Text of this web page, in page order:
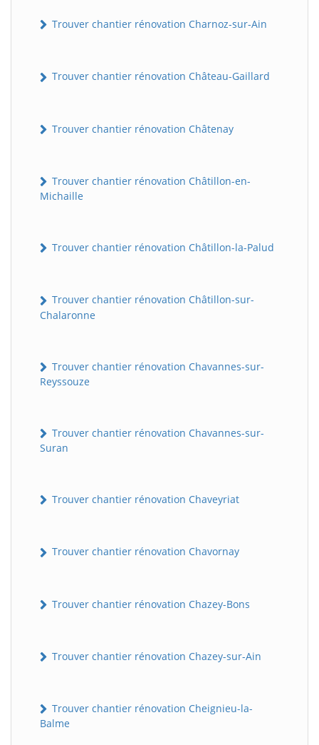
Trouver chantier rénovation Charnoz-sur-Ain
Trouver chantier rénovation Château-Gaillard
Trouver chantier rénovation Châtenay
Trouver chantier rénovation Châtillon-en-
Michaille
Trouver chantier rénovation Châtillon-la-Palud
Trouver chantier rénovation Châtillon-sur-
Chalaronne
Trouver chantier rénovation Chavannes-sur-
Reyssouze
Trouver chantier rénovation Chavannes-sur-
Suran
Trouver chantier rénovation Chaveyriat
Trouver chantier rénovation Chavornay
Trouver chantier rénovation Chazey-Bons
Trouver chantier rénovation Chazey-sur-Ain
Trouver chantier rénovation Cheignieu-la-
Balme